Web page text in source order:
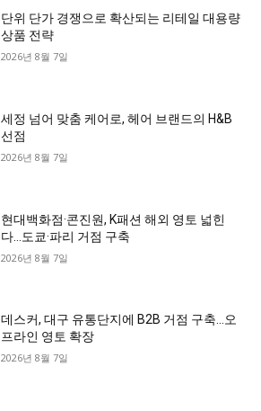
단위 단가 경쟁으로 확산되는 리테일 대용량
상품 전략
2026년 8월 7일
세정 넘어 맞춤 케어로, 헤어 브랜드의 H&B
선점
2026년 8월 7일
현대백화점·콘진원, K패션 해외 영토 넓힌
다…도쿄·파리 거점 구축
2026년 8월 7일
데스커, 대구 유통단지에 B2B 거점 구축…오
프라인 영토 확장
2026년 8월 7일